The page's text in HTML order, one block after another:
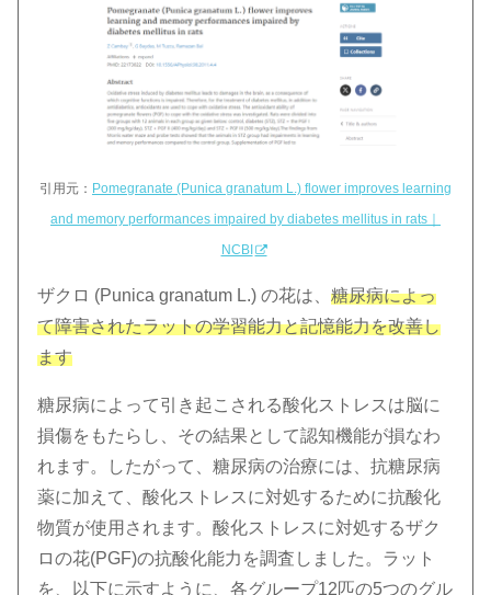
引用元： Pomegranate (Punica granatum L.) flower improves learning
and memory performances impaired by diabetes mellitus in rats｜
NCBI
ザクロ (Punica granatum L.) の花は、糖尿病によっ
て障害されたラットの学習能力と記憶能力を改善し
ます
糖尿病によって引き起こされる酸化ストレスは脳に
損傷をもたらし、その結果として認知機能が損なわ
れます。したがって、糖尿病の治療には、抗糖尿病
薬に加えて、酸化ストレスに対処するために抗酸化
物質が使用されます。酸化ストレスに対処するザク
ロの花(PGF)の抗酸化能力を調査しました。ラット
を、以下に示すように、各グループ12匹の5つのグル